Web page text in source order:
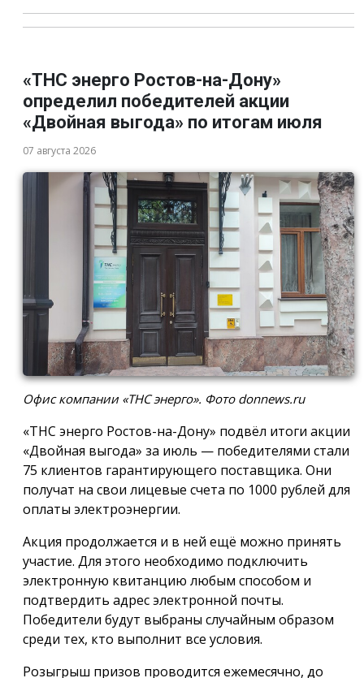
«ТНС энерго Ростов-на-Дону»
определил победителей акции
«Двойная выгода» по итогам июля
07 августа 2026
Офис компании «ТНС энерго». Фото donnews.ru
«ТНС энерго Ростов-на-Дону» подвёл итоги акции
«Двойная выгода» за июль — победителями стали
75 клиентов гарантирующего поставщика. Они
получат на свои лицевые счета по 1000 рублей для
оплаты электроэнергии.
Акция продолжается и в ней ещё можно принять
участие. Для этого необходимо подключить
электронную квитанцию любым способом и
подтвердить адрес электронной почты.
Победители будут выбраны случайным образом
среди тех, кто выполнит все условия.
Розыгрыш призов проводится ежемесячно, до